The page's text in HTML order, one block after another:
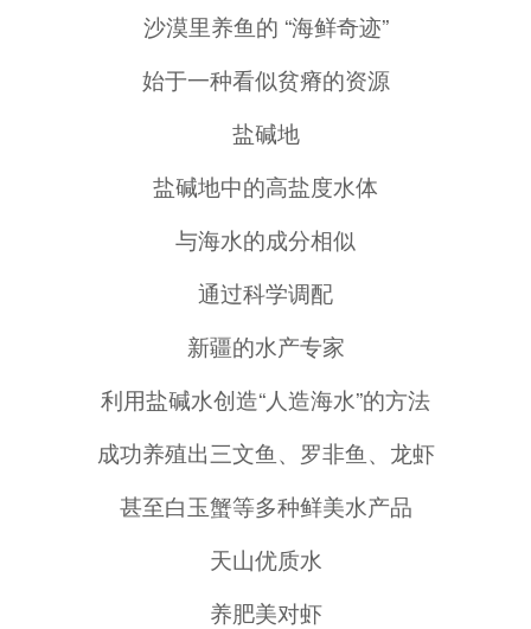
沙漠里养鱼的 “海鲜奇迹”
始于一种看似贫瘠的资源
盐碱地
盐碱地中的高盐度水体
与海水的成分相似
通过科学调配
新疆的水产专家
利用盐碱水创造“人造海水”的方法
成功养殖出三文鱼、罗非鱼、龙虾
甚至白玉蟹等多种鲜美水产品
天山优质水
养肥美对虾